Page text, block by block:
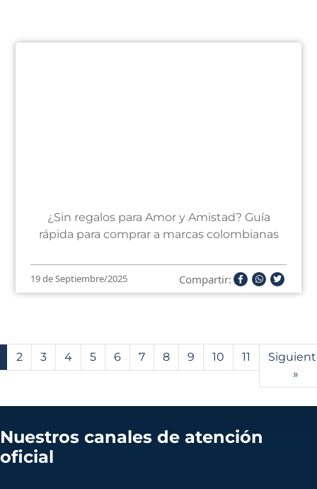
¿Sin regalos para Amor y Amistad? Guía
rápida para comprar a marcas colombianas
19 de Septiembre/2025 Compartir:
2 3 4 5 6 7 8 9 10 11
»
Nuestros canales de atención
oficial